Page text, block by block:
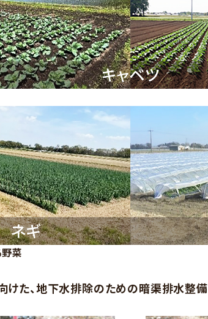
菜
けた、地下水排除のための暗渠排水整備